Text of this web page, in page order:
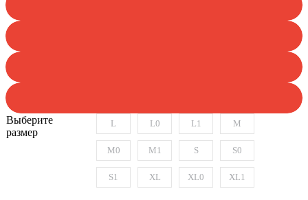
Выберите
размер
L L0 L1 M
M0 M1 S S0
S1 XL XL0 XL1